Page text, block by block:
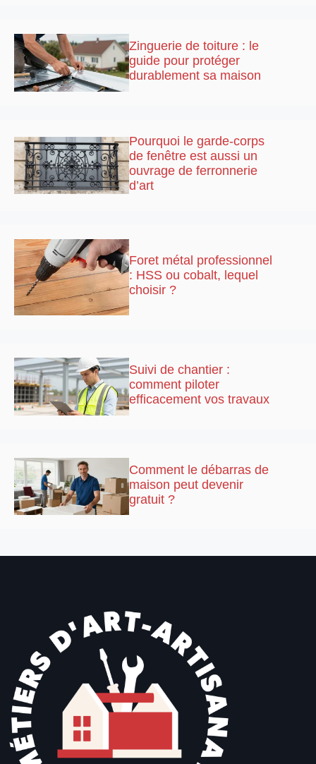
Zinguerie de toiture : le
guide pour protéger
durablement sa maison
Pourquoi le garde-corps
de fenêtre est aussi un
ouvrage de ferronnerie
d’art
Foret métal professionnel
: HSS ou cobalt, lequel
choisir ?
Suivi de chantier :
comment piloter
efficacement vos travaux
Comment le débarras de
maison peut devenir
gratuit ?